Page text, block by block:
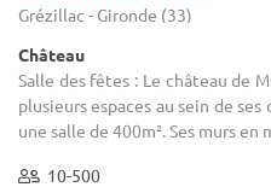
Grézillac - Gironde (33)
Château
Salle des fêtes : Le château de
plusieurs espaces au sein de ses
une salle de 400m². Ses murs en
10-500